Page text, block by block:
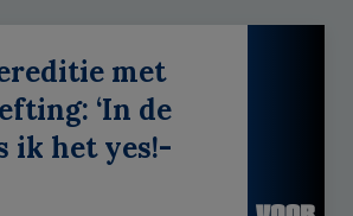
met
‘In de
ik het yes!-